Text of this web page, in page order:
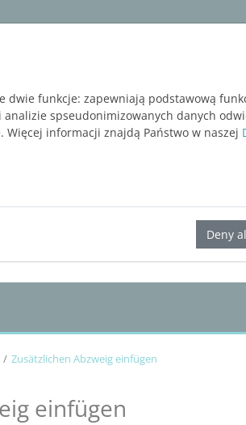
Blog BEZPŁATNA WERSJA
Zusätzlichen Abzweig einfügen
einfügen
dwie funkcje: zapewniają podstawową
spseudonimizowanych danych
Więcej informacji znajdą Państwo w naszej
Deny